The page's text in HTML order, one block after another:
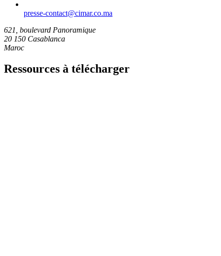
presse-contact​@cimar.co.ma
621, boulevard Panoramique
20 150 Casablanca
Maroc
Ressources à télécharger